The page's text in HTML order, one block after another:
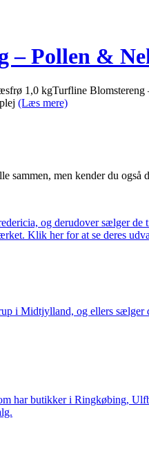
– Pollen &
1,0 kgTurfline
(Læs mere)
sammen, men kender du også
og derudover sælger
Klik her for at se deres
i Midtjylland, og ellers sælger
har butikker i Ringkøbing,